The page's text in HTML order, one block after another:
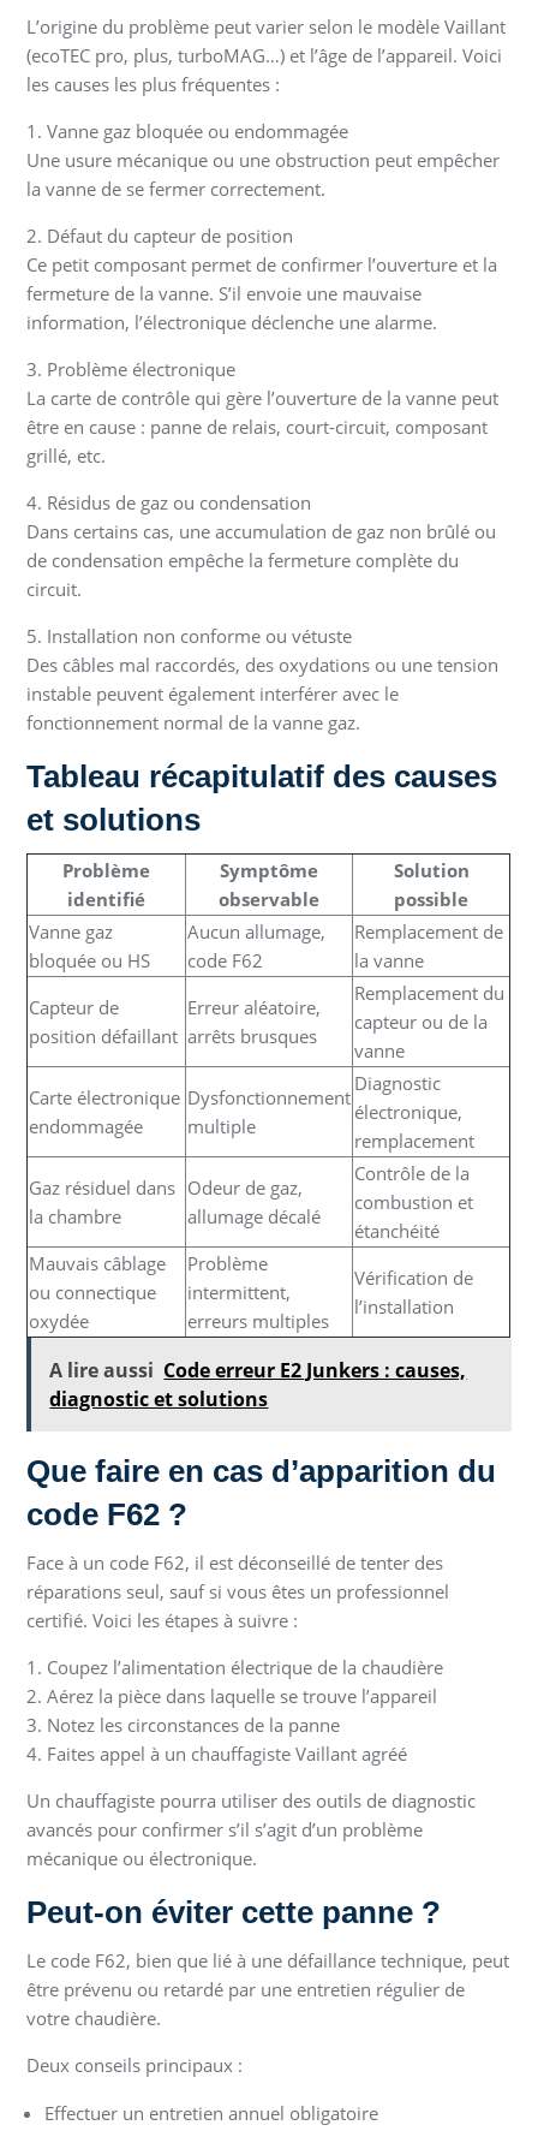
L’origine du problème peut varier selon le modèle Vaillant
(ecoTEC pro, plus, turboMAG…) et l’âge de l’appareil. Voici
les causes les plus fréquentes :
1. Vanne gaz bloquée ou endommagée
Une usure mécanique ou une obstruction peut empêcher
la vanne de se fermer correctement.
2. Défaut du capteur de position
Ce petit composant permet de confirmer l’ouverture et la
fermeture de la vanne. S’il envoie une mauvaise
information, l’électronique déclenche une alarme.
3. Problème électronique
La carte de contrôle qui gère l’ouverture de la vanne peut
être en cause : panne de relais, court-circuit, composant
grillé, etc.
4. Résidus de gaz ou condensation
Dans certains cas, une accumulation de gaz non brûlé ou
de condensation empêche la fermeture complète du
circuit.
5. Installation non conforme ou vétuste
Des câbles mal raccordés, des oxydations ou une tension
instable peuvent également interférer avec le
fonctionnement normal de la vanne gaz.
Tableau récapitulatif des causes
et solutions
Problème
identifié
Symptôme
observable
Solution
possible
Vanne gaz
bloquée ou HS
Aucun allumage,
code F62
Remplacement de
la vanne
Capteur de
position défaillant
Erreur aléatoire,
arrêts brusques
Remplacement du
capteur ou de la
vanne
Carte électronique
endommagée
Dysfonctionnement
multiple
Diagnostic
électronique,
remplacement
Gaz résiduel dans
la chambre
Odeur de gaz,
allumage décalé
Contrôle de la
combustion et
étanchéité
Mauvais câblage
ou connectique
oxydée
Problème
intermittent,
erreurs multiples
Vérification de
l’installation
A lire aussi Code erreur E2 Junkers : causes,
diagnostic et solutions
Que faire en cas d’apparition du
code F62 ?
Face à un code F62, il est déconseillé de tenter des
réparations seul, sauf si vous êtes un professionnel
certifié. Voici les étapes à suivre :
1. Coupez l’alimentation électrique de la chaudière
2. Aérez la pièce dans laquelle se trouve l’appareil
3. Notez les circonstances de la panne
4. Faites appel à un chauffagiste Vaillant agréé
Un chauffagiste pourra utiliser des outils de diagnostic
avancés pour confirmer s’il s’agit d’un problème
mécanique ou électronique.
Peut-on éviter cette panne ?
Le code F62, bien que lié à une défaillance technique, peut
être prévenu ou retardé par une entretien régulier de
votre chaudière.
Deux conseils principaux :
Effectuer un entretien annuel obligatoire